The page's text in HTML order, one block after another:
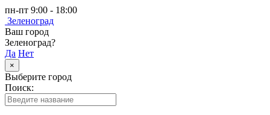
пн-пт 9:00 - 18:00
Зеленоград
Ваш город
Зеленоград?
Да Нет
×
Выберите город
Поиск: